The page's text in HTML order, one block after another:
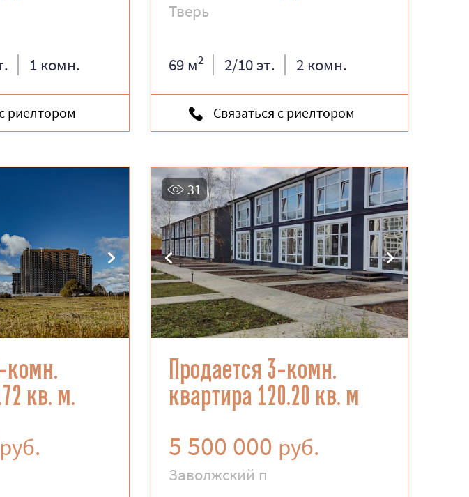
1 комн.
риелтором
Тверь
69 м2 2/10 эт. 2 комн.
Связаться с риелтором
комн.
кв. м.
руб.
31
Продается 3-комн.
квартира 120.20 кв. м
5 500 000 руб.
Заволжский п